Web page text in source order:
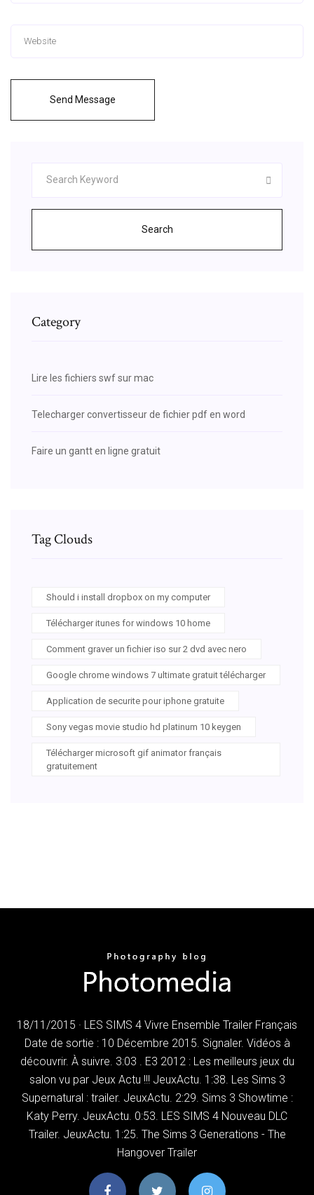
Send Message
Search
Category
Lire les fichiers swf sur mac
Telecharger convertisseur de fichier pdf en word
Faire un gantt en ligne gratuit
Tag Clouds
Should i install dropbox on my computer
Télécharger itunes for windows 10 home
Comment graver un fichier iso sur 2 dvd avec nero
Google chrome windows 7 ultimate gratuit télécharger
Application de securite pour iphone gratuite
Sony vegas movie studio hd platinum 10 keygen
Télécharger microsoft gif animator français
gratuitement
18/11/2015 · LES SIMS 4 Vivre Ensemble Trailer Français
Date de sortie : 10 Décembre 2015. Signaler. Vidéos à
découvrir. À suivre. 3:03 . E3 2012 : Les meilleurs jeux du
salon vu par Jeux Actu !!! JeuxActu. 1:38. Les Sims 3
Supernatural : trailer. JeuxActu. 2:29. Sims 3 Showtime :
Katy Perry. JeuxActu. 0:53. LES SIMS 4 Nouveau DLC
Trailer. JeuxActu. 1:25. The Sims 3 Generations - The
Hangover Trailer